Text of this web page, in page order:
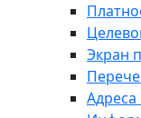
Экран
Адреса